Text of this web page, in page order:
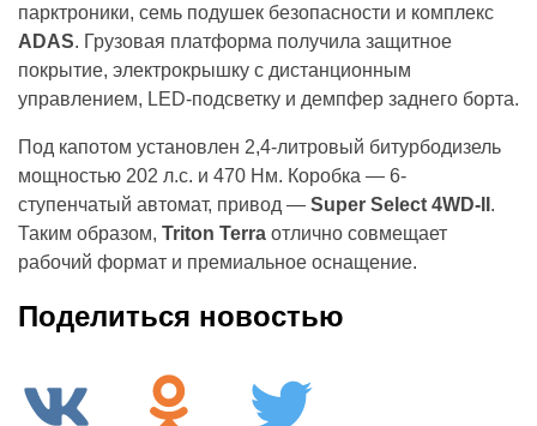
парктроники, семь подушек безопасности и комплекс
ADAS. Грузовая платформа получила защитное
покрытие, электрокрышку с дистанционным
управлением, LED-подсветку и демпфер заднего борта.
Под капотом установлен 2,4-литровый битурбодизель
мощностью 202 л.с. и 470 Нм. Коробка — 6-
ступенчатый автомат, привод — Super Select 4WD-II .
Таким образом, Triton Terra отлично совмещает
рабочий формат и премиальное оснащение.
Поделиться новостью